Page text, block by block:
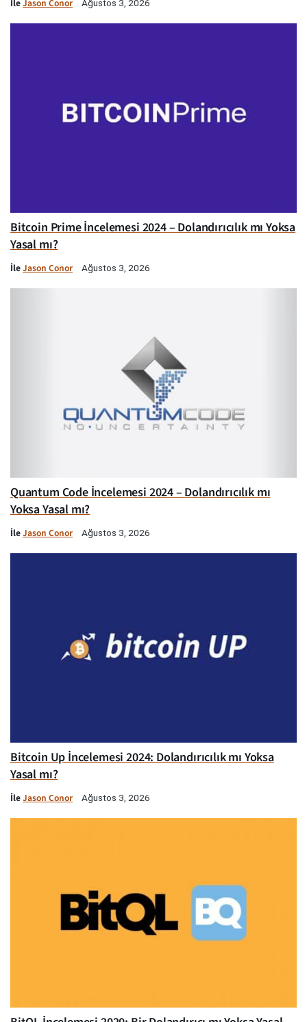
İleJason Conor Ağustos 3, 2026
Bitcoin Prime İncelemesi 2024 – Dolandırıcılık mı Yoksa
Yasal mı?
İleJason Conor Ağustos 3, 2026
Quantum Code İncelemesi 2024 – Dolandırıcılık mı
Yoksa Yasal mı?
İleJason Conor Ağustos 3, 2026
Bitcoin Up İncelemesi 2024: Dolandırıcılık mı Yoksa
Yasal mı?
İleJason Conor Ağustos 3, 2026